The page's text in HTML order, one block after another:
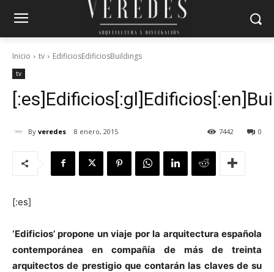
Inicio tv EdificiosEdificiosBuildings
tv
By veredes 8 enero, 2015 0
7442
[:es]
‘Edificios’ propone un viaje por la arquitectura española
contemporánea en compañía de más de treinta
arquitectos de prestigio que contarán las claves de su